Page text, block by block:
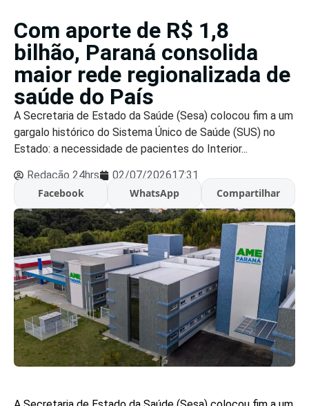
Com aporte de R$ 1,8
bilhão, Paraná consolida
maior rede regionalizada de
saúde do País
A Secretaria de Estado da Saúde (Sesa) colocou fim a um
gargalo histórico do Sistema Único de Saúde (SUS) no
Estado: a necessidade de pacientes do Interior...
Redação 24hrs 02/07/202617:31
Facebook
WhatsApp Compartilhar